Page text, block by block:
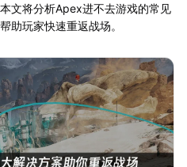
文将分析Apex进不去游戏的常见
助玩家快速重返战场。